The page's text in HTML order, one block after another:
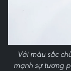
Với màu sắc
mạnh sự tương